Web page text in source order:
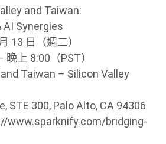
and Taiwan:
Synergies
13 日（週二）
上 8:00（PST）
Taiwan – Silicon Valley
STE 300, Palo Alto, CA 94306
www.sparknify.com/bridging-